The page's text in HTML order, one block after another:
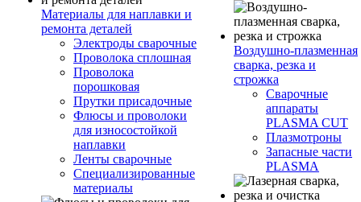
Материалы для наплавки и
ремонта деталей
Электроды сварочные
Проволока сплошная
Проволока
порошковая
Прутки присадочные
Флюсы и проволоки
для износостойкой
наплавки
Ленты сварочные
Специализированные
материалы
Воздушно-плазменная
сварка, резка и
строжка
Сварочные
аппараты
PLASMA CUT
Плазмотроны
Запасные части
PLASMA